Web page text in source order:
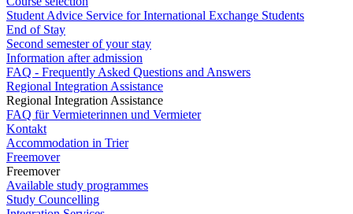
Student Advice Service for International Exchange Students
End of Stay
Second semester of your stay
Information after admission
FAQ - Frequently Asked Questions and Answers
Regional Integration Assistance
Regional Integration Assistance
FAQ für Vermieterinnen und Vermieter
Kontakt
Accommodation in Trier
Freemover
Freemover
Available study programmes
Study Councelling